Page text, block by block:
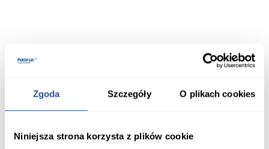
Zgoda Szczegóły O plikach cookies
Niniejsza strona korzysta z plików cookie
Powiązane produkty